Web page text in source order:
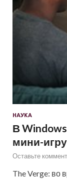
НАУКА
В
мини-игру
Оставьте
The Verge: во